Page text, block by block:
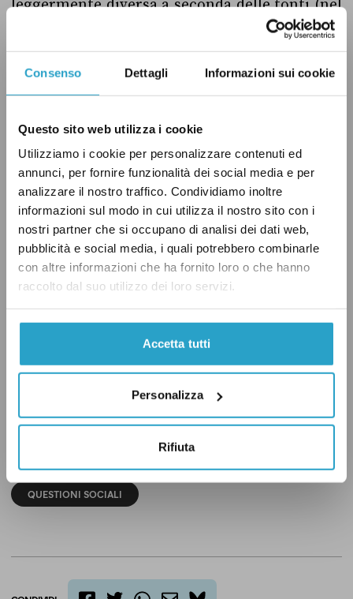
Consenso Dettagli Informazioni sui cookie
Questo sito web utilizza i cookie
Utilizziamo i cookie per personalizzare contenuti ed
annunci, per fornire funzionalità dei social media e per
analizzare il nostro traffico. Condividiamo inoltre
informazioni sul modo in cui utilizza il nostro sito con i
nostri partner che si occupano di analisi dei dati web,
pubblicità e social media, i quali potrebbero combinarle
con altre informazioni che ha fornito loro o che hanno
raccolto dal suo utilizzo dei loro servizi.
Accetta tutti
Personalizza
Rifiuta
leggermente diversa a seconda delle fonti (nel
113 etnie), ma
sono i dati del Comune a fare fede. Dunque
Salvini non è precisissimo sulla popolazione
residente a Prato (190 mila secondo le ultime
stime) ma ha ragione a parlare di oltre 100
gruppi di stranieri, “C’eri quasi”!
_____________________________
Andrebbe precisato che i termini etnia e
Nazionesono spesso utilizzati con significati
diversi.
Nel contesto di questa analisi il termine ‘etnia’
è stato interpretato con il significato di ‘Stato
di provenienza’. Abbiamo in genere utilizzato il
termine più generico ‘gruppi di stranieri’, se
non nei casi in cui le fonti stesse parlavano di
QUESTIONI SOCIALI